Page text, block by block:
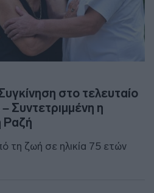
στο τελευταίο
Συντετριμμένη η
Ραζή
τη ζωή σε ηλικία 75 ετών